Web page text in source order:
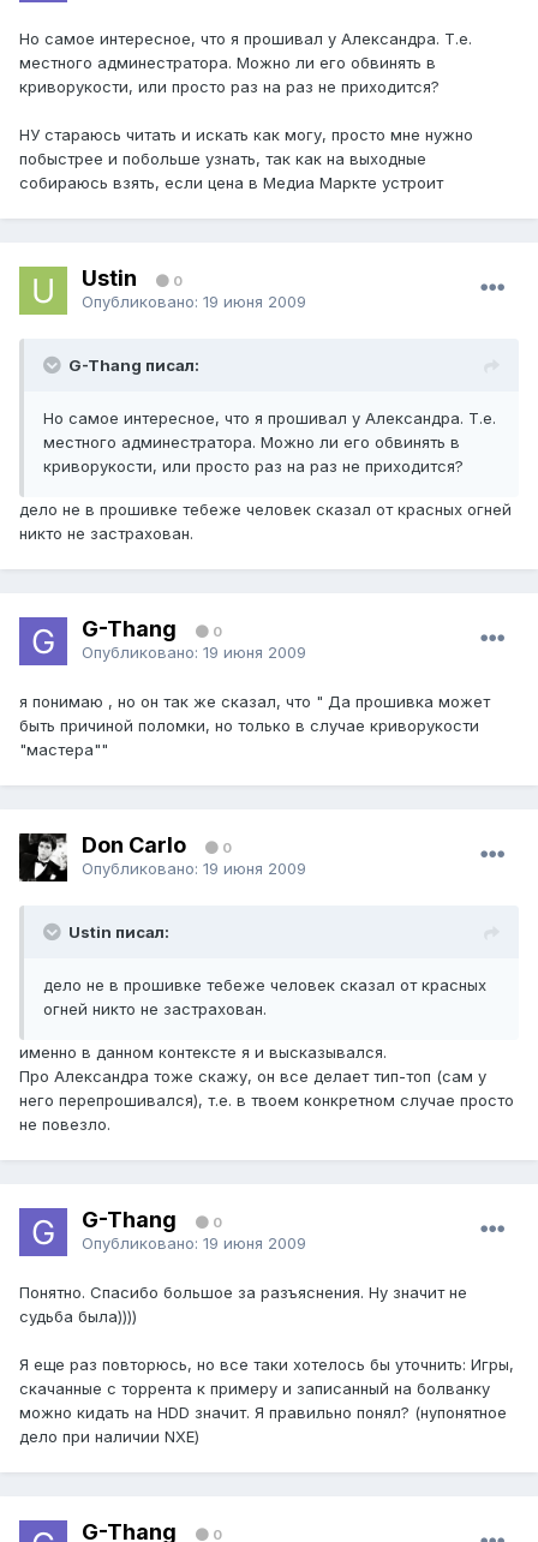
Но самое интересное, что я прошивал у Александра. Т.е.
местного админестратора. Можно ли его обвинять в
криворукости, или просто раз на раз не приходится?
НУ стараюсь читать и искать как могу, просто мне нужно
побыстрее и побольше узнать, так как на выходные
собираюсь взять, если цена в Медиа Маркте устроит
Ustin 0
Опубликовано: 19 июня 2009
G-Thang писал:
Но самое интересное, что я прошивал у Александра. Т.е.
местного админестратора. Можно ли его обвинять в
криворукости, или просто раз на раз не приходится?
дело не в прошивке тебеже человек сказал от красных огней
никто не застрахован.
G-Thang 0
Опубликовано: 19 июня 2009
я понимаю , но он так же сказал, что " Да прошивка может
быть причиной поломки, но только в случае криворукости
"мастера""
Don Carlo 0
Опубликовано: 19 июня 2009
Ustin писал:
дело не в прошивке тебеже человек сказал от красных
огней никто не застрахован.
именно в данном контексте я и высказывался.
Про Александра тоже скажу, он все делает тип-топ (сам у
него перепрошивался), т.е. в твоем конкретном случае просто
не повезло.
G-Thang 0
Опубликовано: 19 июня 2009
Понятно. Спасибо большое за разъяснения. Ну значит не
судьба была))))
Я еще раз повторюсь, но все таки хотелось бы уточнить: Игры,
скачанные с торрента к примеру и записанный на болванку
можно кидать на HDD значит. Я правильно понял? (нупонятное
дело при наличии NXE)
G-Thang 0